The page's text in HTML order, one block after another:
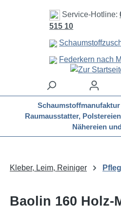
Zum Hauptinhalt springen
Service-Hotline:
515 10
Federkern nach
Raumausstatter,
Nähereien
Kleber, Leim, Reiniger
Baolin 160 Holz-